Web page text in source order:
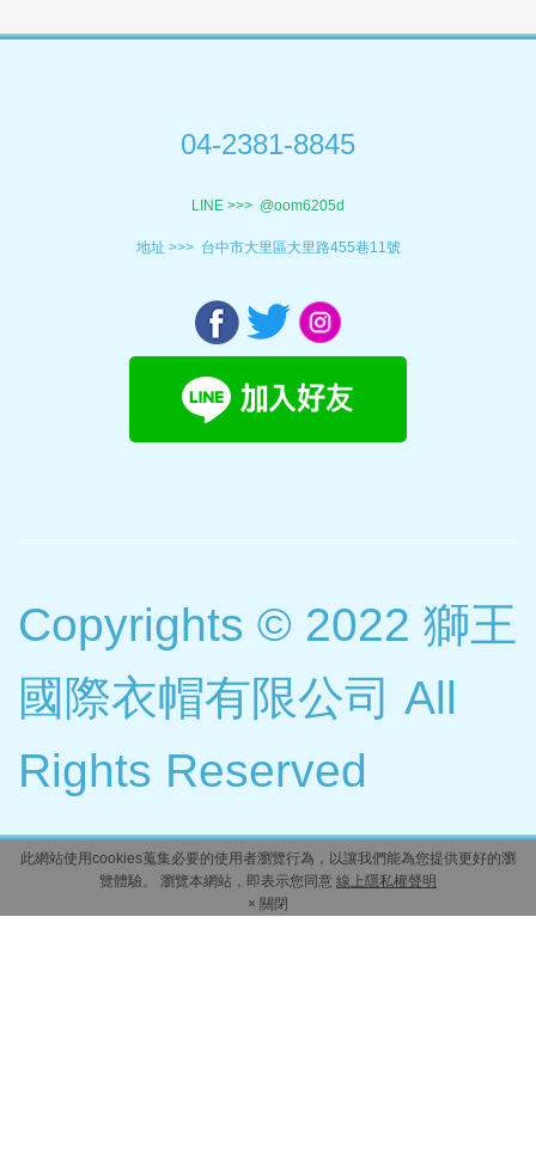
04-2381-8845
LINE >>> @oom6205d
地址 >>> 台中市大里區大里路455巷11號
Copyrights © 2022 獅王
國際衣帽有限公司 All
Rights Reserved
此網站使用cookies蒐集必要的使用者瀏覽行為，以讓我們能為您提供更好的瀏
覽體驗。 瀏覽本網站，即表示您同意 線上隱私權聲明
× 關閉